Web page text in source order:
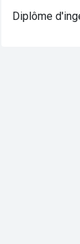
Diplôme